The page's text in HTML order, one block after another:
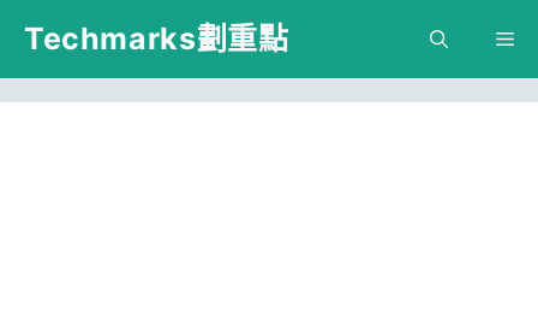
跳
主
Techmarks劃重點